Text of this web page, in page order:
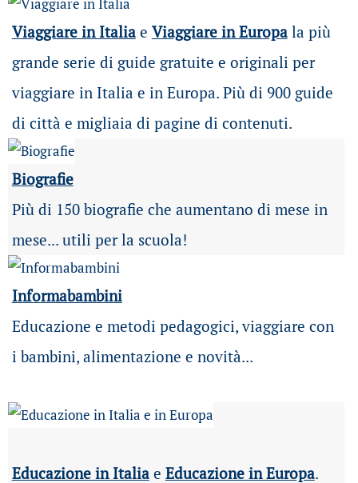
Viaggiare in Italiae Viaggiare in Europala più
grande serie di guide gratuite e originali per
viaggiare in Italia e in Europa. Più di 900 guide
di città e migliaia di pagine di contenuti.
Biografie
Più di 150 biografie che aumentano di mese in
mese... utili per la scuola!
Informabambini
Educazione e metodi pedagogici, viaggiare con
i bambini, alimentazione e novità...
Educazione in Italiae Educazione in Europa.